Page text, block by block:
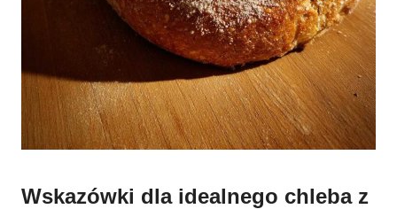
Wskazówki dla idealnego chleba z